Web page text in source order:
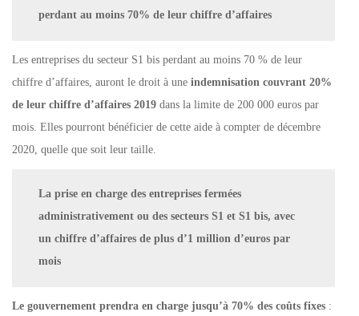
perdant au moins 70% de leur chiffre d’affaires
Les entreprises du secteur S1 bis perdant au moins 70 % de leur
chiffre d’affaires, auront le droit à une indemnisation couvrant 20%
de leur chiffre d’affaires 2019 dans la limite de 200 000 euros par
mois. Elles pourront bénéficier de cette aide à compter de décembre
2020, quelle que soit leur taille.
La prise en charge des entreprises fermées
administrativement ou des secteurs S1 et S1 bis, avec
un chiffre d’affaires de plus d’1 million d’euros par
mois
Le gouvernement prendra en charge jusqu’à 70% des coûts fixes :